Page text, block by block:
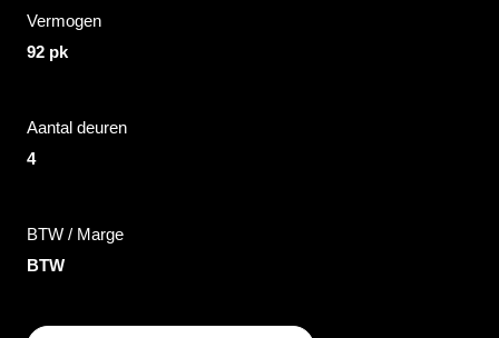
Vermogen
92 pk
Aantal deuren
4
BTW / Marge
BTW